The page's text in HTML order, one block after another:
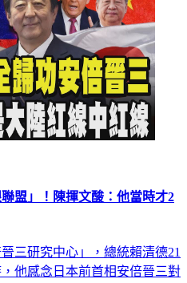
盟」！陳揮文酸：他當時才2
三研究中心」，總統賴清德21
他感念日本前首相安倍晉三對